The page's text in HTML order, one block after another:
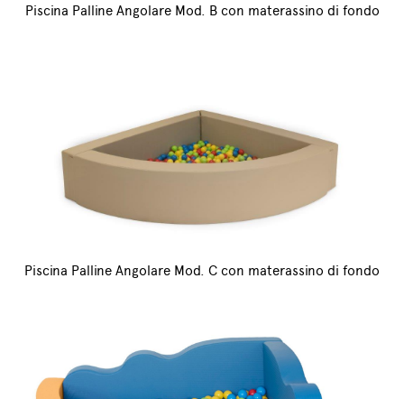
Piscina Palline Angolare Mod. B con materassino di fondo
Piscina Palline Angolare Mod. C con materassino di fondo